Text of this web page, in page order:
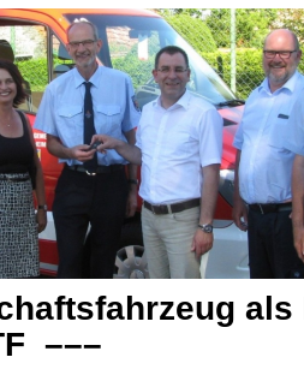
–––